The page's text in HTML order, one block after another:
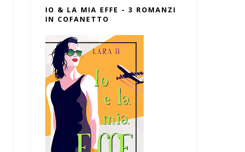
IO & LA MIA EFFE - 3 ROMANZI
IN COFANETTO